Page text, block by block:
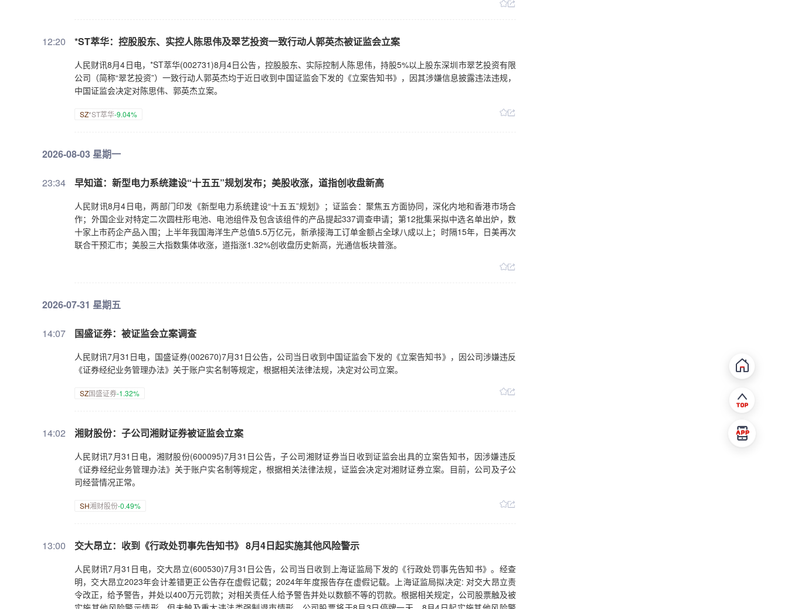
12:20 *ST萃华：控股股东、实控人陈思伟及翠艺投资一致行动人郭英杰被证监会立案
人民财讯8月4日电，*ST萃华(002731)8月4日公告，控股股东、实际控制人陈思伟，持股5%以上股东深圳市翠艺投资有限
公司（简称“翠艺投资”）一致行动人郭英杰均于近日收到中国证监会下发的《立案告知书》，因其涉嫌信息披露违法违规，
中国证监会决定对陈思伟、郭英杰立案。
SZ*ST萃华-9.04%
2026-08-03 星期一
23:34 早知道：新型电力系统建设“十五五”规划发布；美股收涨，道指创收盘新高
人民财讯8月4日电，两部门印发《新型电力系统建设“十五五”规划》；证监会：聚焦五方面协同，深化内地和香港市场合
作；外国企业对特定二次圆柱形电池、电池组件及包含该组件的产品提起337调查申请；第12批集采拟中选名单出炉，数
十家上市药企产品入围；上半年我国海洋生产总值5.5万亿元，新承接海工订单金额占全球八成以上；时隔15年，日美再次
联合干预汇市；美股三大指数集体收涨，道指涨1.32%创收盘历史新高，光通信板块普涨。
2026-07-31 星期五
14:07 国盛证券：被证监会立案调查
人民财讯7月31日电，国盛证券(002670)7月31日公告，公司当日收到中国证监会下发的《立案告知书》，因公司涉嫌违反
《证券经纪业务管理办法》关于账户实名制等规定，根据相关法律法规，决定对公司立案。
SZ国盛证券-1.32%
14:02 湘财股份：子公司湘财证券被证监会立案
人民财讯7月31日电，湘财股份(600095)7月31日公告，子公司湘财证券当日收到证监会出具的立案告知书，因涉嫌违反
《证券经纪业务管理办法》关于账户实名制等规定，根据相关法律法规，证监会决定对湘财证券立案。目前，公司及子公
司经营情况正常。
SH湘财股份-0.49%
13:00 交大昂立：收到《行政处罚事先告知书》 8月4日起实施其他风险警示
人民财讯7月31日电，交大昂立(600530)7月31日公告，公司当日收到上海证监局下发的《行政处罚事先告知书》。经查
明，交大昂立2023年会计差错更正公告存在虚假记载；2024年年度报告存在虚假记载。上海证监局拟决定: 对交大昂立责
令改正，给予警告，并处以400万元罚款；对相关责任人给予警告并处以数额不等的罚款。根据相关规定，公司股票触及被